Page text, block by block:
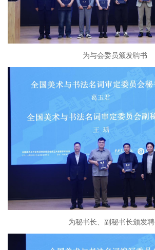
为与会委员颁发聘书
为秘书长、副秘书长颁发